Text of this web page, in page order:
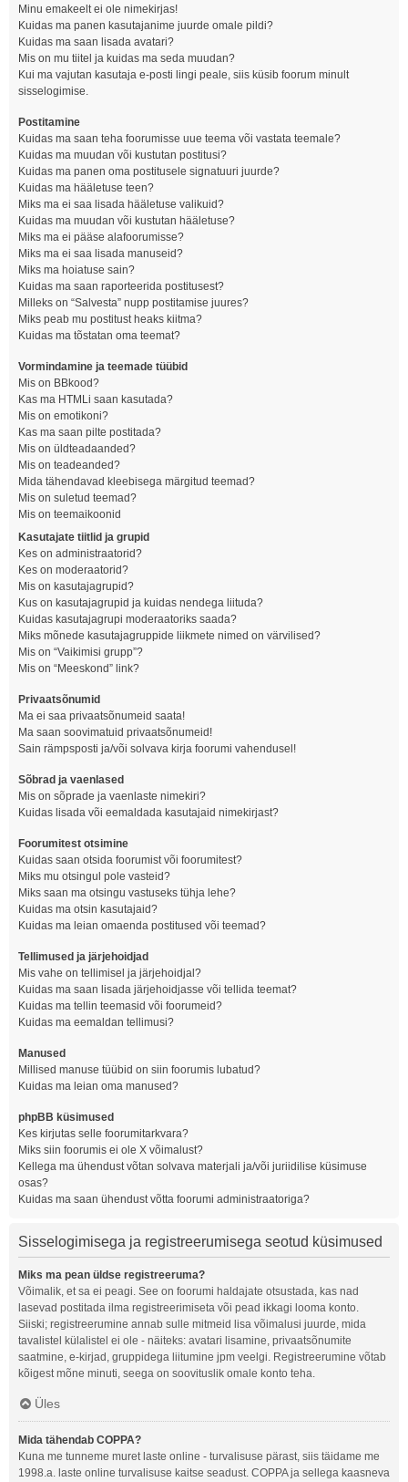
Minu emakeelt ei ole nimekirjas!
Kuidas ma panen kasutajanime juurde omale pildi?
Kuidas ma saan lisada avatari?
Mis on mu tiitel ja kuidas ma seda muudan?
Kui ma vajutan kasutaja e-posti lingi peale, siis küsib foorum minult
sisselogimise.
Postitamine
Kuidas ma saan teha foorumisse uue teema või vastata teemale?
Kuidas ma muudan või kustutan postitusi?
Kuidas ma panen oma postitusele signatuuri juurde?
Kuidas ma hääletuse teen?
Miks ma ei saa lisada hääletuse valikuid?
Kuidas ma muudan või kustutan hääletuse?
Miks ma ei pääse alafoorumisse?
Miks ma ei saa lisada manuseid?
Miks ma hoiatuse sain?
Kuidas ma saan raporteerida postitusest?
Milleks on “Salvesta” nupp postitamise juures?
Miks peab mu postitust heaks kiitma?
Kuidas ma tõstatan oma teemat?
Vormindamine ja teemade tüübid
Mis on BBkood?
Kas ma HTMLi saan kasutada?
Mis on emotikoni?
Kas ma saan pilte postitada?
Mis on üldteadaanded?
Mis on teadeanded?
Mida tähendavad kleebisega märgitud teemad?
Mis on suletud teemad?
Mis on teemaikoonid
Kasutajate tiitlid ja grupid
Kes on administraatorid?
Kes on moderaatorid?
Mis on kasutajagrupid?
Kus on kasutajagrupid ja kuidas nendega liituda?
Kuidas kasutajagrupi moderaatoriks saada?
Miks mõnede kasutajagruppide liikmete nimed on värvilised?
Mis on “Vaikimisi grupp”?
Mis on “Meeskond” link?
Privaatsõnumid
Ma ei saa privaatsõnumeid saata!
Ma saan soovimatuid privaatsõnumeid!
Sain rämpsposti ja/või solvava kirja foorumi vahendusel!
Sõbrad ja vaenlased
Mis on sõprade ja vaenlaste nimekiri?
Kuidas lisada või eemaldada kasutajaid nimekirjast?
Foorumitest otsimine
Kuidas saan otsida foorumist või foorumitest?
Miks mu otsingul pole vasteid?
Miks saan ma otsingu vastuseks tühja lehe?
Kuidas ma otsin kasutajaid?
Kuidas ma leian omaenda postitused või teemad?
Tellimused ja järjehoidjad
Mis vahe on tellimisel ja järjehoidjal?
Kuidas ma saan lisada järjehoidjasse või tellida teemat?
Kuidas ma tellin teemasid või foorumeid?
Kuidas ma eemaldan tellimusi?
Manused
Millised manuse tüübid on siin foorumis lubatud?
Kuidas ma leian oma manused?
phpBB küsimused
Kes kirjutas selle foorumitarkvara?
Miks siin foorumis ei ole X võimalust?
Kellega ma ühendust võtan solvava materjali ja/või juriidilise küsimuse
osas?
Kuidas ma saan ühendust võtta foorumi administraatoriga?
Sisselogimisega ja registreerumisega seotud küsimused
Miks ma pean üldse registreeruma?
Võimalik, et sa ei peagi. See on foorumi haldajate otsustada, kas nad
lasevad postitada ilma registreerimiseta või pead ikkagi looma konto.
Siiski; registreerumine annab sulle mitmeid lisa võimalusi juurde, mida
tavalistel külalistel ei ole - näiteks: avatari lisamine, privaatsõnumite
saatmine, e-kirjad, gruppidega liitumine jpm veelgi. Registreerumine võtab
kõigest mõne minuti, seega on soovituslik omale konto teha.
Üles
Mida tähendab COPPA?
Kuna me tunneme muret laste online - turvalisuse pärast, siis täidame me
1998.a. laste online turvalisuse kaitse seadust. COPPA ja sellega kaasneva